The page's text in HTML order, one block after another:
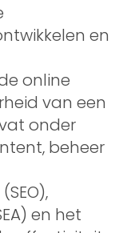
en
online
van een
onder
beheer
en het